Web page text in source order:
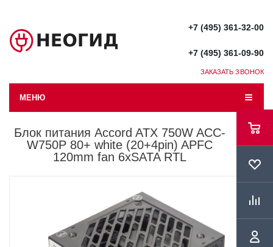
+7 (495) 361-32-00
+7 (495) 361-09-90
ЗАКАЗАТЬ ЗВОНОК
МЕНЮ
Блок питания Accord ATX 750W ACC-
W750P 80+ white (20+4pin) APFC
120mm fan 6xSATA RTL